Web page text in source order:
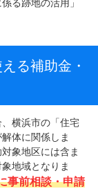
る跡地の活用」
る補助金・
横浜市の「住宅
体に関係しま
象地区には含ま
地域となりま
事前相談・申請